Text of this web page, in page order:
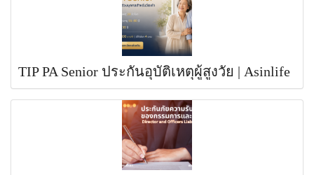
TIP PA Senior ประกันอุบัติเหตุผู้สูงวัย | Asinlife